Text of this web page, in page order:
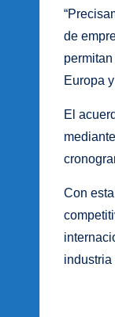
de
Europa
El
Con
industria